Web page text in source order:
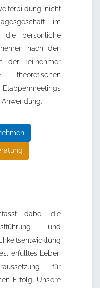
nicht
im
die persönliche
nach den
der Teilnehmer
dabei die
und
erfülltes Leben
für
Erfolg. Unsere